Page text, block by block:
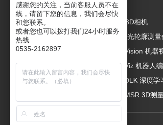
工业相机
工业镜头
视觉光源
工业级3D相机
3D线激光轮廓测量
Mech-Vision 机器
Mech-Viz 机器人
Mech-DLK 深度学
Mech-MSR 3D测
感谢您的关注，当前客服人员不在
线，请留下您的信息，我们会尽快
和您联系。
或者您也可以拨打我们24小时服务
热线
0535-2162897